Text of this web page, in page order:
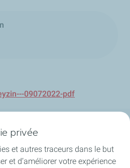
09072022-pdf
privée
et autres traceurs dans le but
et d’améliorer votre expérience